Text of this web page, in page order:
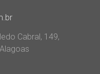
Cabral, 149,